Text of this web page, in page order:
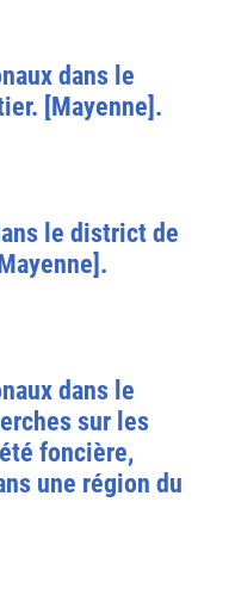
dans le
[Mayenne].
le district de
dans le
sur les
foncière,
une région du